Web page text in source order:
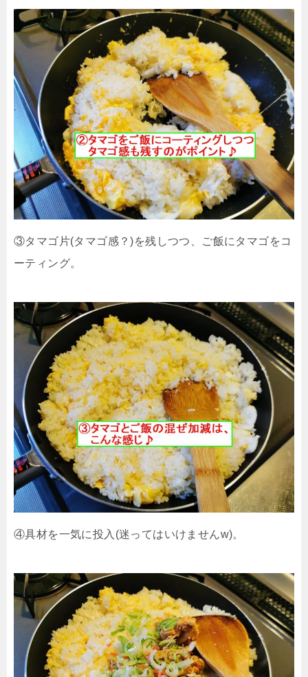
③タマゴ片(タマゴ感？)を残しつつ、ご飯にタマゴをコ
ーティング。
④具材を一気に投入(迷ってはいけませんw)。